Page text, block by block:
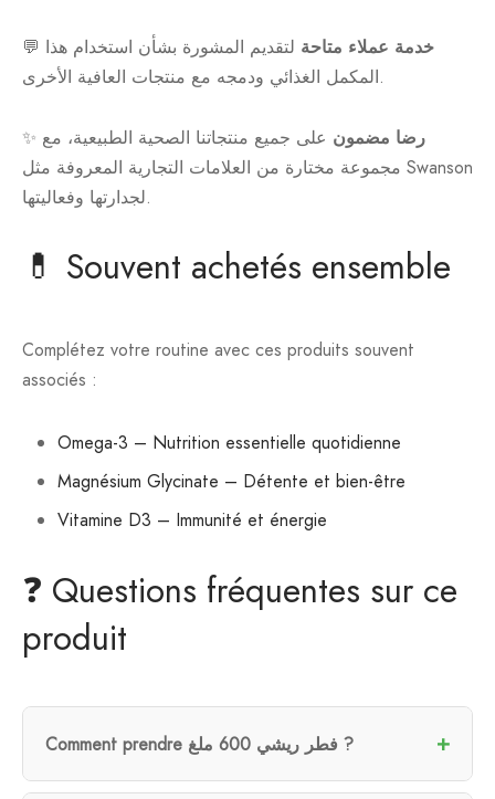
💬 خدمة عملاء متاحة لتقديم المشورة بشأن استخدام هذا
المكمل الغذائي ودمجه مع منتجات العافية الأخرى.
✨ رضا مضمون على جميع منتجاتنا الصحية الطبيعية، مع
مجموعة مختارة من العلامات التجارية المعروفة مثل Swanson
لجدارتها وفعاليتها.
💊 Souvent achetés ensemble
Complétez votre routine avec ces produits souvent
associés :
Omega-3 – Nutrition essentielle quotidienne
Magnésium Glycinate – Détente et bien-être
Vitamine D3 – Immunité et énergie
❓ Questions fréquentes sur ce
produit
Comment prendre فطر ريشي 600 ملغ ?